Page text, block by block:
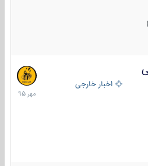
اخبار خارجی
27
مهر
1395